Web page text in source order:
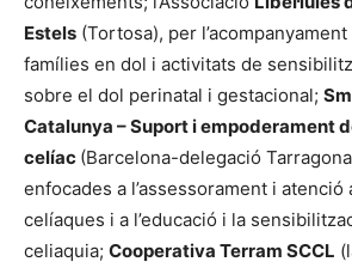
Estels (Tortosa), per
famílies en dol i activitats de
sobre el dol perinatal i gestacional;
Catalunya – Suport i empoderament
celíac (Barcelona-delegació
enfocades a l’assessorament i atenció
celíaques i a l’educació i la
celiaquia; Cooperativa Terram SCCL